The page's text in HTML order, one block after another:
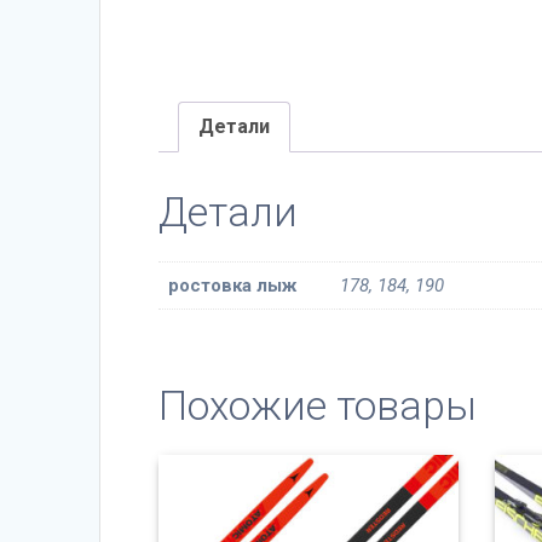
Детали
Детали
ростовка лыж 178, 184, 190
Похожие товары